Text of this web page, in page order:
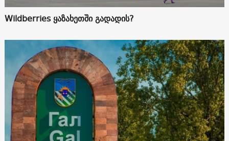
Wildberries ყაზახეთში გადადის?